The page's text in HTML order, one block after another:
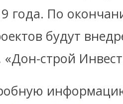
года. По
будут
«Дон-строй